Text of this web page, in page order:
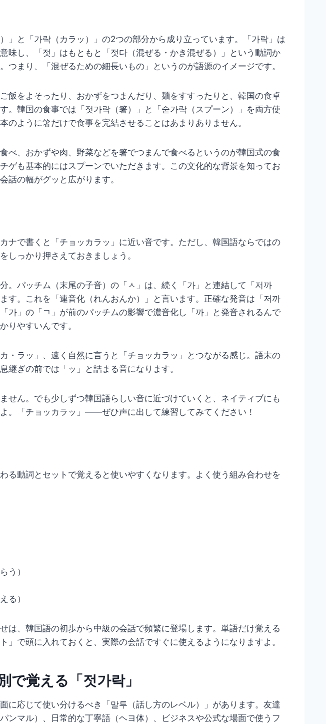
」と「가락（カラッ）」の2つの部分から成り立っています。「가락」は
味し、「젓」はもともと「젓다（混ぜる・かき混ぜる）」という動詞か
つまり、「混ぜるための細長いもの」というのが語源のイメージです。
飯をよそったり、おかずをつまんだり、麺をすすったりと、韓国の食卓
。韓国の食事では「젓가락（箸）」と「숟가락（スプーン）」を両方使
のように箸だけで食事を完結させることはあまりありません。
べ、おかずや肉、野菜などを箸でつまんで食べるというのが韓国式の食
ゲも基本的にはスプーンでいただきます。この文化的な背景を知ってお
話の幅がグッと広がります。
ナで書くと「チョッカラッ」に近い音です。ただし、韓国語ならではの
しっかり押さえておきましょう。
。パッチム（末尾の子音）の「ㅅ」は、続く「가」と連結して「저까
す。これを「連音化（れんおんか）」と言います。正確な発音は「저까
가」の「ㄱ」が前のパッチムの影響で濃音化し「까」と発音されるんで
りやすいんです。
・ラッ」、速く自然に言うと「チョッカラッ」とつながる感じ。語末の
継ぎの前では「ッ」と詰まる音になります。
せん。でも少しずつ韓国語らしい音に近づけていくと、ネイティブにも
。「チョッカラッ」——ぜひ声に出して練習してみてください！
る動詞とセットで覚えると使いやすくなります。よく使う組み合わせを
う）
る）
は、韓国語の初歩から中級の会話で頻繁に登場します。単語だけ覚える
」で頭に入れておくと、実際の会話ですぐに使えるようになりますよ。
で覚える「젓가락」
に応じて使い分けるべき「말투（話し方のレベル）」があります。友達
ンマル）、日常的な丁寧語（ヘヨ体）、ビジネスや公式な場面で使うフ